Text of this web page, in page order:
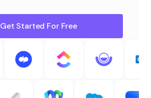
Get Started For Free